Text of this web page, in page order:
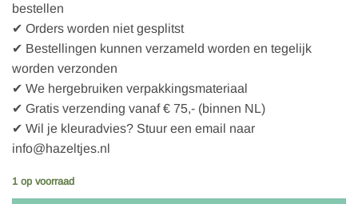
bestellen
✔ Orders worden niet gesplitst
✔ Bestellingen kunnen verzameld worden en tegelijk
worden verzonden
✔ We hergebruiken verpakkingsmateriaal
✔ Gratis verzending vanaf € 75,- (binnen NL)
✔ Wil je kleuradvies? Stuur een email naar
info@hazeltjes.nl
1 op voorraad